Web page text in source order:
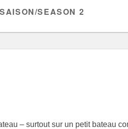
SAISON/SEASON 2
– surtout sur un petit bateau